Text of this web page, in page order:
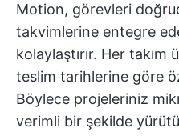
Motion, görevleri
takvimlerine entegre
kolaylaştırır. Her
teslim tarihlerine göre
Böylece projeleriniz
verimli bir şekilde